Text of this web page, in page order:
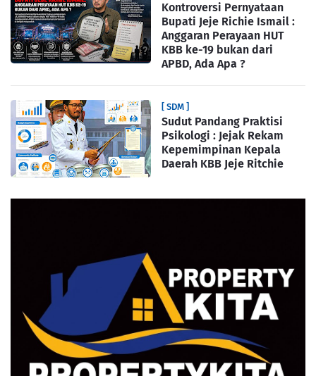
Kontroversi Pernyataan
Bupati Jeje Richie Ismail :
Anggaran Perayaan HUT
KBB ke-19 bukan dari
APBD, Ada Apa ?
[ SDM ]
Sudut Pandang Praktisi
Psikologi : Jejak Rekam
Kepemimpinan Kepala
Daerah KBB Jeje Ritchie